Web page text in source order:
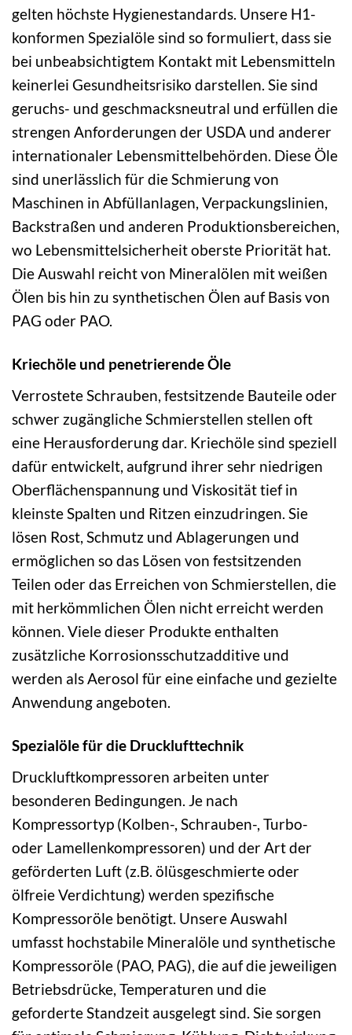
gelten höchste Hygienestandards. Unsere H1-
konformen Spezialöle sind so formuliert, dass sie
bei unbeabsichtigtem Kontakt mit Lebensmitteln
keinerlei Gesundheitsrisiko darstellen. Sie sind
geruchs- und geschmacksneutral und erfüllen die
strengen Anforderungen der USDA und anderer
internationaler Lebensmittelbehörden. Diese Öle
sind unerlässlich für die Schmierung von
Maschinen in Abfüllanlagen, Verpackungslinien,
Backstraßen und anderen Produktionsbereichen,
wo Lebensmittelsicherheit oberste Priorität hat.
Die Auswahl reicht von Mineralölen mit weißen
Ölen bis hin zu synthetischen Ölen auf Basis von
PAG oder PAO.
Kriechöle und penetrierende Öle
Verrostete Schrauben, festsitzende Bauteile oder
schwer zugängliche Schmierstellen stellen oft
eine Herausforderung dar. Kriechöle sind speziell
dafür entwickelt, aufgrund ihrer sehr niedrigen
Oberflächenspannung und Viskosität tief in
kleinste Spalten und Ritzen einzudringen. Sie
lösen Rost, Schmutz und Ablagerungen und
ermöglichen so das Lösen von festsitzenden
Teilen oder das Erreichen von Schmierstellen, die
mit herkömmlichen Ölen nicht erreicht werden
können. Viele dieser Produkte enthalten
zusätzliche Korrosionsschutzadditive und
werden als Aerosol für eine einfache und gezielte
Anwendung angeboten.
Spezialöle für die Drucklufttechnik
Druckluftkompressoren arbeiten unter
besonderen Bedingungen. Je nach
Kompressortyp (Kolben-, Schrauben-, Turbo-
oder Lamellenkompressoren) und der Art der
geförderten Luft (z.B. ölüsgeschmierte oder
ölfreie Verdichtung) werden spezifische
Kompressoröle benötigt. Unsere Auswahl
umfasst hochstabile Mineralöle und synthetische
Kompressoröle (PAO, PAG), die auf die jeweiligen
Betriebsdrücke, Temperaturen und die
geforderte Standzeit ausgelegt sind. Sie sorgen